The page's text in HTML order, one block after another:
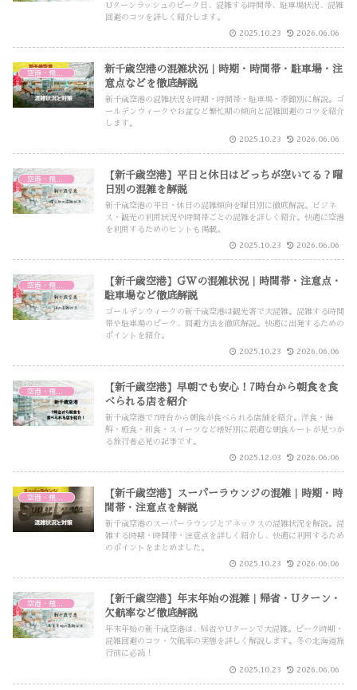
Uターンラッシュのピーク日、混雑する時間帯、駐車場状況、混雑
回避のコツを詳しく紹介します。
2025.10.23 2026.06.06
新千歳空港の混雑状況｜時期・時間帯・駐車場・注
意点などを徹底解説
新千歳空港の混雑状況を時期・時間帯・駐車場・季節別に解説。ゴ
ールデンウィークやお盆など繁忙期の傾向と混雑回避のコツを紹介
します。
2025.10.23 2026.06.06
【新千歳空港】平日と休日はどっちが空いてる？曜
日別の混雑を解説
新千歳空港の平日・休日の混雑傾向を曜日別に徹底解説。ビジネ
ス・観光の利用状況や時間帯ごとの混雑を詳しく紹介。快適に空港
を利用するためのヒントも掲載。
2025.10.23 2026.06.06
【新千歳空港】GWの混雑状況｜時間帯・注意点・
駐車場など徹底解説
ゴールデンウィークの新千歳空港は観光客で大混雑。混雑する時間
帯や駐車場のピーク、回避方法を徹底解説。快適に出発するための
ポイントを紹介。
2025.10.23 2026.06.06
【新千歳空港】早朝でも安心！7時台から朝食を食
べられる店を紹介
新千歳空港で7時台から朝食が食べられる店舗を紹介。洋食・海
鮮・軽食・和食・スイーツなど嗜好別に最適な朝食ルートが見つか
る旅行者必見の記事です。
2025.12.03 2026.06.06
【新千歳空港】スーパーラウンジの混雑｜時期・時
間帯・注意点を解説
新千歳空港のスーパーラウンジとアネックスの混雑状況を解説。混
雑する時期・時間帯・注意点を詳しく紹介し、快適に利用するため
のポイントをまとめました。
2025.10.23 2026.06.06
【新千歳空港】年末年始の混雑｜帰省・Uターン・
欠航率など徹底解説
年末年始の新千歳空港は、帰省やUターンで大混雑。ピーク時期・
混雑回避のコツ・欠航率の実態を詳しく解説します。冬の北海道旅
行前に必読！
2025.10.23 2026.06.06